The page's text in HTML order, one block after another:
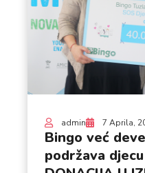
admin 7 Aprila,
Bingo već
podržava